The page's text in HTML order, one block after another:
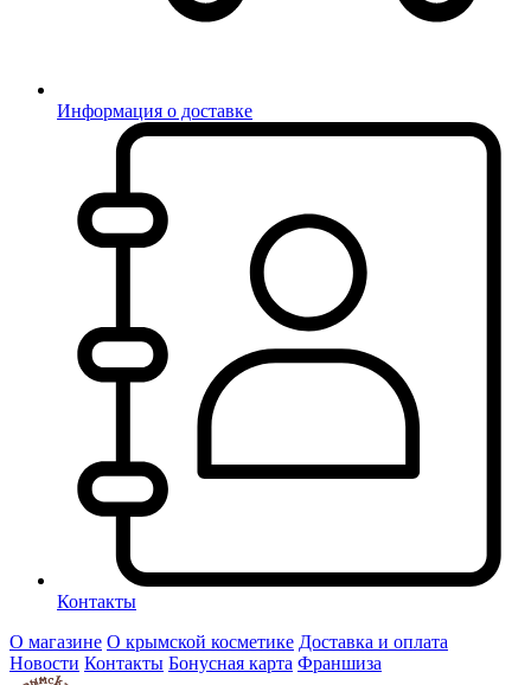
Информация о доставке
Контакты
О магазине О крымской косметике Доставка и оплата
Новости Контакты Бонусная карта Франшиза